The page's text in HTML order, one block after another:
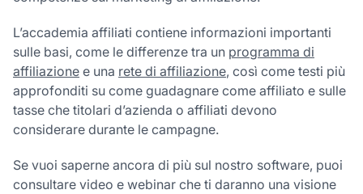
L’accademia affiliati contiene informazioni importanti
sulle basi, come le differenze tra un programma di
affiliazione e una rete di affiliazione, così come testi più
approfonditi su come guadagnare come affiliato e sulle
tasse che titolari d’azienda o affiliati devono
considerare durante le campagne.
Se vuoi saperne ancora di più sul nostro software, puoi
consultare video e webinar che ti daranno una visione